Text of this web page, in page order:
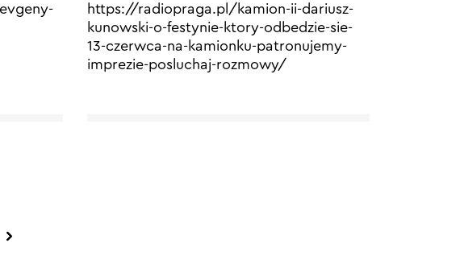
https://radiopraga.pl/kamion-ii-dariusz-
kunowski-o-festynie-ktory-odbedzie-sie-
13-czerwca-na-kamionku-patronujemy-
imprezie-posluchaj-rozmowy/